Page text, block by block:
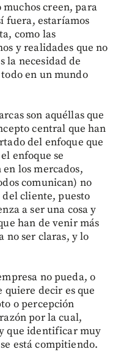
creen, para
fuera, estaríamos
como las
y realidades que no
la necesidad de
en un mundo
son aquéllas que
central que han
del enfoque que
enfoque se
los mercados,
comunican) no
cliente, puesto
a ser una cosa y
han de venir más
no ser claras, y lo
no pueda, o
quiere decir es que
o percepción
por la cual,
que identificar muy
está compitiendo.